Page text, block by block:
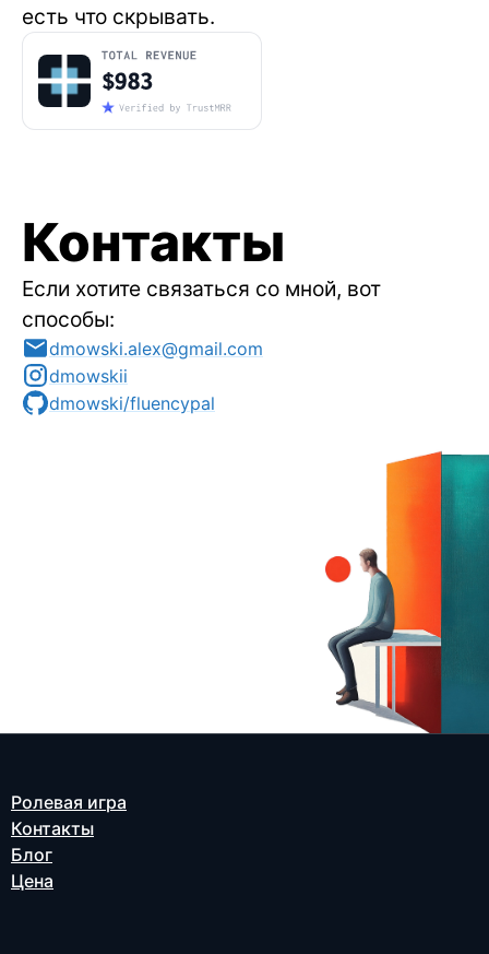
есть что скрывать.
Контакты
Если хотите связаться со мной, вот
способы:
dmowski.alex@gmail.com
dmowskii
dmowski/fluencypal
Ролевая игра
Контакты
Блог
Цена